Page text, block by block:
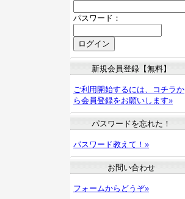
パスワード：
新規会員登録【無料】
ご利用開始するには、コチラか
ら会員登録をお願いします»
パスワードを忘れた！
パスワード教えて！»
お問い合わせ
フォームからどうぞ»